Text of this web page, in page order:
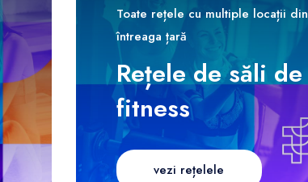
Toate rețele cu multiple locații din
întreaga țară
Rețele de săli de
fitness
vezi rețelele